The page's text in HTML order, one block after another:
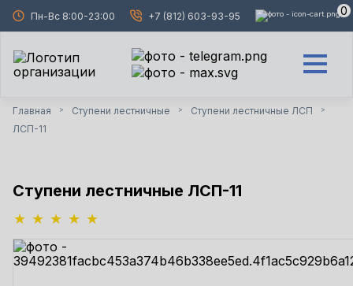
Пн-Вс 8:00-23:00 +7 (812) 603-93-95 0
Главная > Ступени лестничные > Ступени лестничные ЛСП >
ЛСП-11
Ступени лестничные ЛСП-11